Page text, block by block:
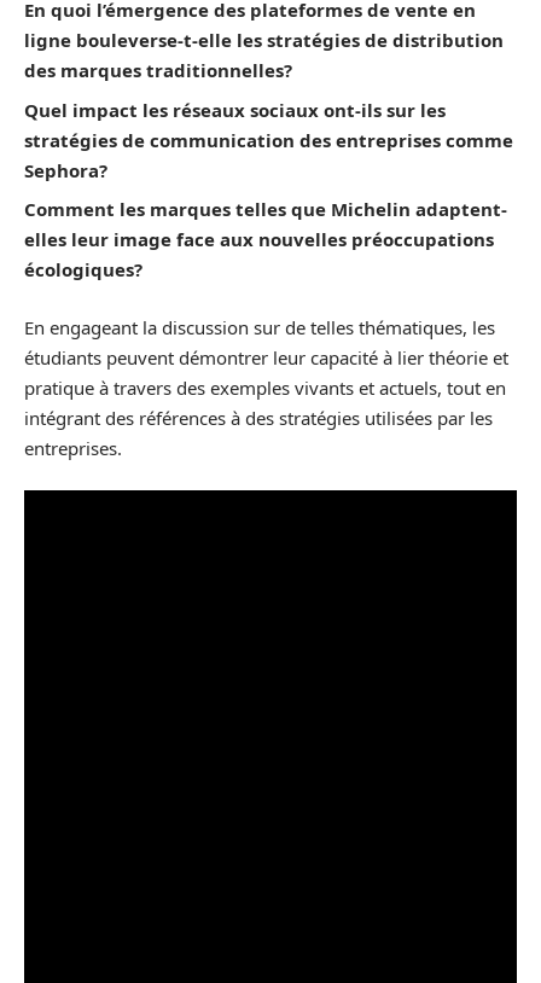
En quoi l’émergence des plateformes de vente en
ligne bouleverse-t-elle les stratégies de distribution
des marques traditionnelles?
Quel impact les réseaux sociaux ont-ils sur les
stratégies de communication des entreprises comme
Sephora?
Comment les marques telles que Michelin adaptent-
elles leur image face aux nouvelles préoccupations
écologiques?
En engageant la discussion sur de telles thématiques, les
étudiants peuvent démontrer leur capacité à lier théorie et
pratique à travers des exemples vivants et actuels, tout en
intégrant des références à des stratégies utilisées par les
entreprises.